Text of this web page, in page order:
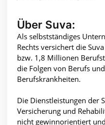
Über Suva:
Als selbstständiges
Rechts versichert die
bzw. 1,8 Millionen
die Folgen von Berufs
Berufskrankheiten.
Die Dienstleistungen der
Versicherung und
nicht gewinnorientiert